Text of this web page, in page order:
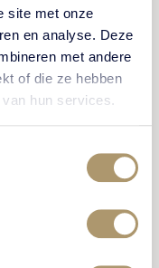
site met onze
en analyse. Deze
met andere
of die ze hebben
hun services.
of plant u een
of zien?
zeker in een
bedragen €